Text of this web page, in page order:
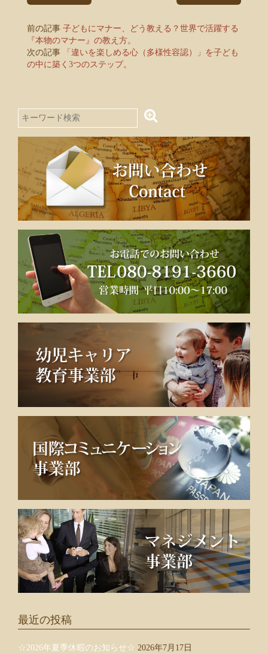
前の記事 子どもにマナー、どう教える？世界で活躍する
『本物のマナー』の教え方。
次の記事
「違いを楽しめる心（多様性容認）」を子ども
の中に築く3つのステップ。
最近の投稿
☆2026年夏季休暇のお知らせ☆ 2026年7月17日